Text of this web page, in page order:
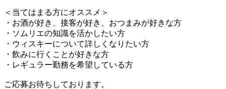
＜当てはまる方にオススメ＞
・お酒が好き、接客が好き、おつまみが好きな方
・ソムリエの知識を活かしたい方
・ウィスキーについて詳しくなりたい方
・飲みに行くことが好きな方
・レギュラー勤務を希望している方
ご応募お待ちしております。